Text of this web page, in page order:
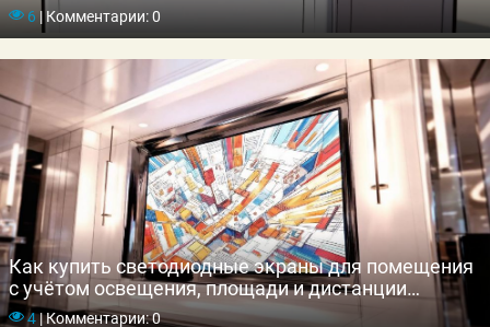
6 |Комментарии: 0
Как купить светодиодные экраны для помещения
с учётом освещения, площади и дистанции
просмотра
4|Комментарии: 0